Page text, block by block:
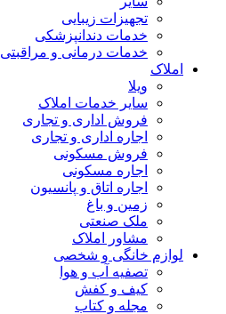
تجهیزات زیبایی
خدمات دندانپزشکی
خدمات درمانی و مراقبتی
املاک
ویلا
سایر خدمات املاک
فروش اداری و تجاری
اجاره اداری و تجاری
فروش مسکونی
اجاره مسکونی
اجاره اتاق و پانسیون
زمین و باغ
ملک صنعتی
مشاور املاک
لوازم خانگی و شخصی
تصفیه آب و هوا
کیف و کفش
مجله و کتاب